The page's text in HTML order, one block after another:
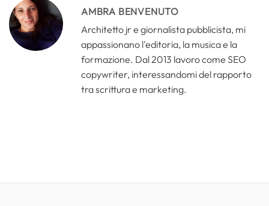
AMBRA BENVENUTO
Architetto jr e giornalista pubblicista, mi
appassionano l'editoria, la musica e la
formazione. Dal 2013 lavoro come SEO
copywriter, interessandomi del rapporto
tra scrittura e marketing.